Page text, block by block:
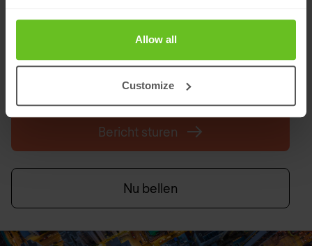
Allow all
Customize
OpenStack en cloud-implementatie. De
softwareontwikkeling van BroadForward gebeurt
volledig in Nederland.
Bericht sturen
Nu bellen